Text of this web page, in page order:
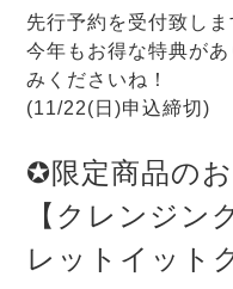
先行予約を受付致しま
今年もお得な特典が
みくださいね！
(11/22(日)申込締切)
✪限定商品の
【クレンジン
レットイット